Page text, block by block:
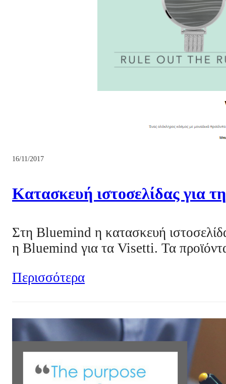
16/11/2017
Kατασκευή ιστοσελίδας για
Στη Bluemind η κατασκευή
η Bluemind για τα Visetti. Τα
Περισσότερα